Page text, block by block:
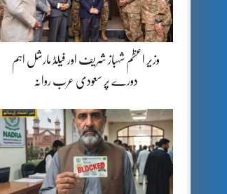
وزیر اعظم شہباز شریف اور فیلڈ مارشل اہم
دورے پر سعودی عرب روانہ